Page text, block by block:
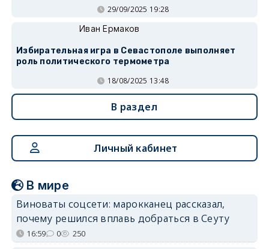
29/09/2025 19:28
Иван Ермаков
Избирательная игра в Севастополе выполняет
роль политического термометра
18/08/2025 13:48
В раздел
Личный кабинет
В мире
Виноваты соцсети: марокканец рассказал,
почему решился вплавь добраться в Сеуту
16:59 0 250